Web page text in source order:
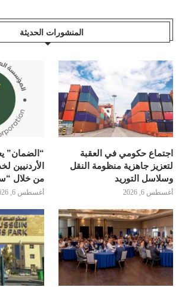
المنشورات الحديثة
اجتماع حكومي في العقبة
لتعزيز جاهزية منظومة النقل
وسلاسل التوريد
أغسطس 6, 2026
“الضمان”
الأردنيين
من خلال
أغسطس 6, 2026